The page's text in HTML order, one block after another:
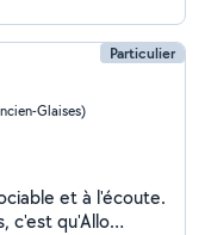
Particulier
Glaises)
et à l'écoute.
c'est qu'Allo